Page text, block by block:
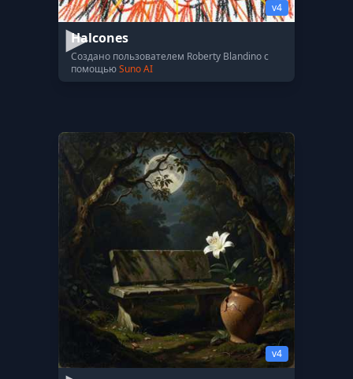
v4
Halcones
Создано пользователем Roberty Blandino с
помощьюSuno AI
v4